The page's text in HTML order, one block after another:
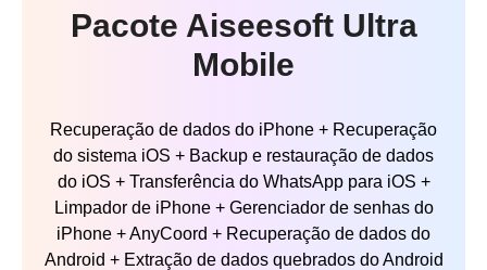
Pacote Aiseesoft Ultra
Mobile
Recuperação de dados do iPhone + Recuperação
do sistema iOS + Backup e restauração de dados
do iOS + Transferência do WhatsApp para iOS +
Limpador de iPhone + Gerenciador de senhas do
iPhone + AnyCoord + Recuperação de dados do
Android + Extração de dados quebrados do Android